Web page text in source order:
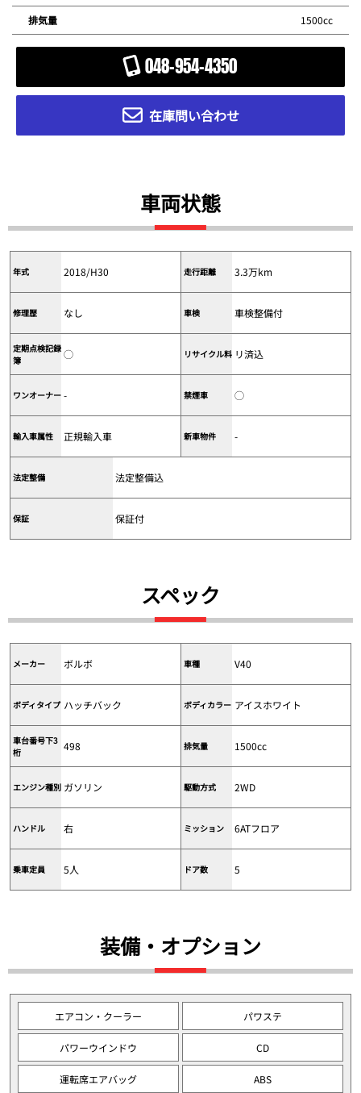
排気量 1500cc
048-954-4350
在庫問い合わせ
車両状態
年式 2018/H30 走行距離 3.3万km
修理歴 なし 車検 車検整備付
定期点検記録
簿
◯ リサイクル料 リ済込
ワンオーナー - 禁煙車 ◯
輸入車属性 正規輸入車 新車物件 -
法定整備 法定整備込
保証 保証付
スペック
メーカー ボルボ 車種 V40
ボディタイプ ハッチバック ボディカラー アイスホワイト
車台番号下3
桁
498 排気量 1500cc
エンジン種別 ガソリン 駆動方式 2WD
ハンドル 右 ミッション 6ATフロア
乗車定員 5人 ドア数 5
装備・オプション
エアコン・クーラー パワステ
パワーウインドウ CD
運転席エアバッグ ABS